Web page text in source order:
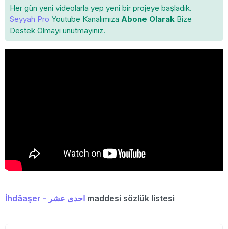
Her gün yeni videolarla yep yeni bir projeye başladık.
Seyyah Pro Youtube Kanalımıza Abone Olarak Bize
Destek Olmayı unutmayınız.
İhdâaşer - احدی عشر maddesi sözlük listesi